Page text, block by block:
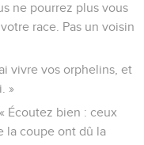
ne pourrez plus vous
race. Pas un voisin
vivre vos orphelins, et
»
Écoutez bien : ceux
la coupe ont dû la